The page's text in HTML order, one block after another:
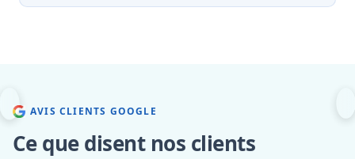
AVIS CLIENTS GOOGLE
Ce que disent nos clients